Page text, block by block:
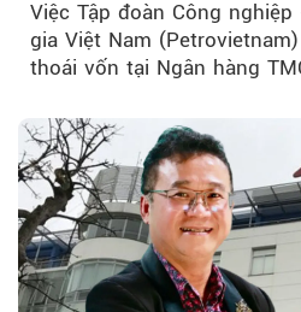
Việc Tập đoàn Công
gia Việt Nam
thoái vốn tại Ngân hàng